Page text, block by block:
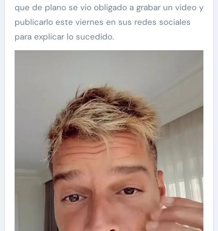
que de plano se vio obligado a grabar un video y
publicarlo este viernes en sus redes sociales
para explicar lo sucedido.